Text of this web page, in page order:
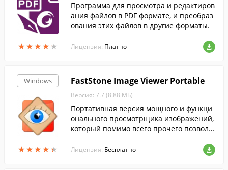
★★★★★
★★★★★
Программа для просмотра и редактиров
ания файлов в PDF формате, и преобраз
ования этих файлов в другие форматы.
Лицензия: Платно
Windows
★★★★★
★★★★★
FastStone Image Viewer Portable
Версия: 7.7 (8.88 МБ)
Портативная версия мощного и функци
онального просмотрщика изображений,
который помимо всего прочего позволя
тинки....
Лицензия: Бесплатно